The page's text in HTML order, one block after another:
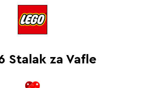
Stalak za Vafle